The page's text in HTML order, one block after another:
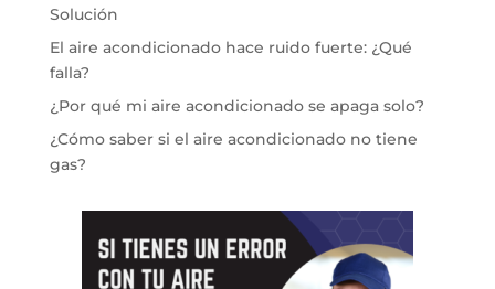
Solución
El aire acondicionado hace ruido fuerte: ¿Qué
falla?
¿Por qué mi aire acondicionado se apaga solo?
¿Cómo saber si el aire acondicionado no tiene
gas?